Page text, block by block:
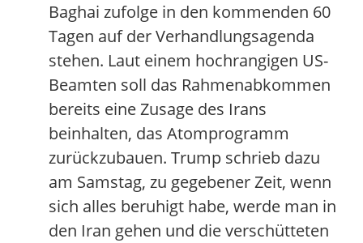
Baghai zufolge in den kommenden 60
Tagen auf der Verhandlungsagenda
stehen. Laut einem hochrangigen US-
Beamten soll das Rahmenabkommen
bereits eine Zusage des Irans
beinhalten, das Atomprogramm
zurückzubauen. Trump schrieb dazu
am Samstag, zu gegebener Zeit, wenn
sich alles beruhigt habe, werde man in
den Iran gehen und die verschütteten